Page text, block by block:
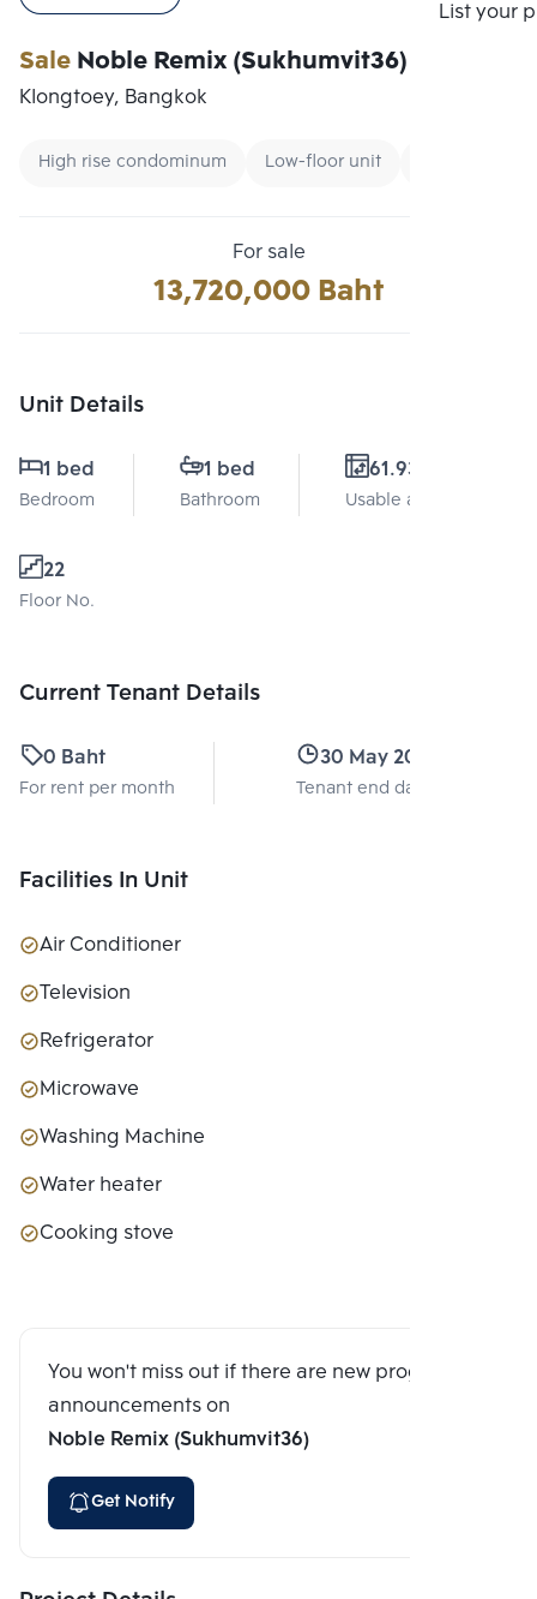
List your
SaleNoble Remix (Sukhumvit36)
Klongtoey, Bangkok
High rise condominum Low-floor unit
For sale
13,720,000 Baht
Unit Details
1 bed
Bedroom
1 bed
Bathroom
61.93 Sq.m.
Usable area
22
Floor No.
Current Tenant Details
0 Baht
For rent per month
30 May 2027
Tenant end date
Facilities In Unit
Air Conditioner
Television
Refrigerator
Microwave
Washing Machine
Water heater
Cooking stove
You won't miss out if there are new program
announcements on
Noble Remix (Sukhumvit36)
Get Notify